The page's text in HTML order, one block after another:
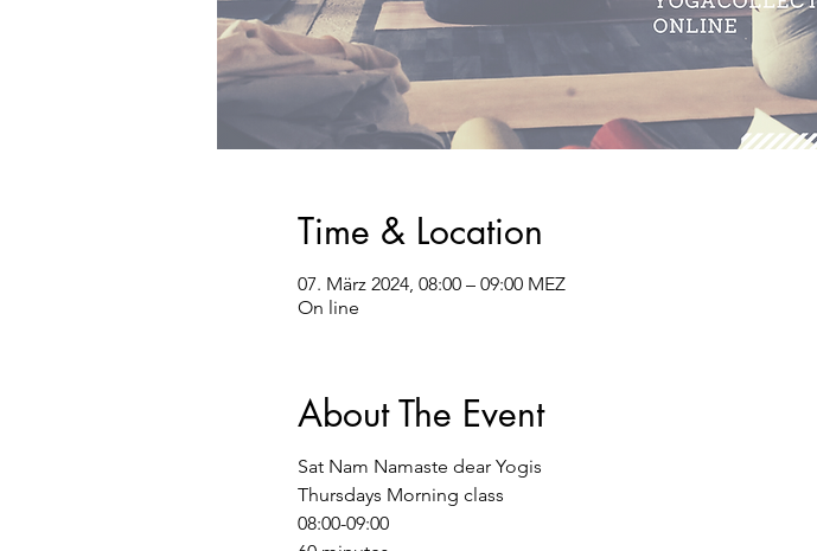
Time & Location
07. März 2024, 08:00 – 09:00 MEZ
On line
About The Event
Sat Nam Namaste dear Yogis
Thursdays Morning class
08:00-09:00